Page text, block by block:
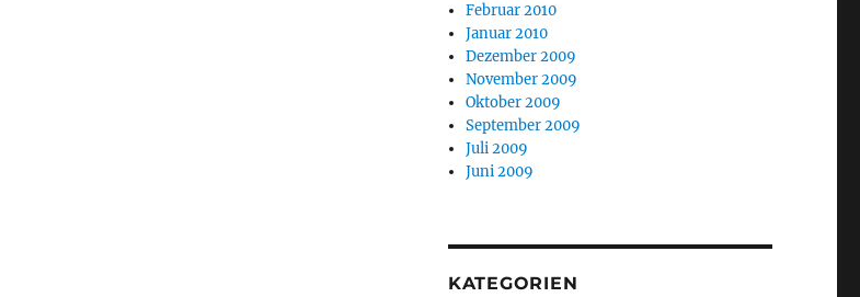
Februar 2010
Januar 2010
Dezember 2009
November 2009
Oktober 2009
September 2009
Juli 2009
Juni 2009
KATEGORIEN